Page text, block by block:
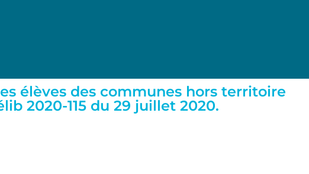
élèves des communes hors territoire
2020-115 du 29 juillet 2020.